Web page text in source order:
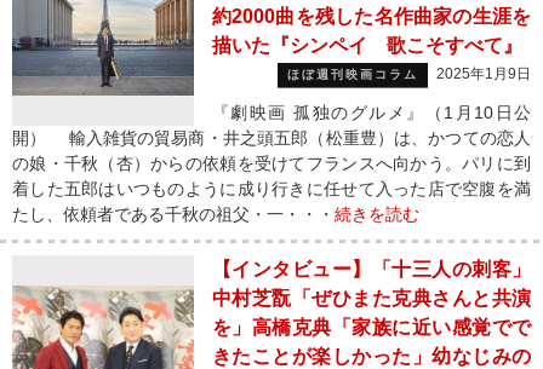
約2000曲を残した名作曲家の生涯を
描いた『シンペイ 歌こそすべて』
ほぼ週刊映画コラム 2025年1月9日
『劇映画 孤独のグルメ』（1月10日公
開） 輸入雑貨の貿易商・井之頭五郎（松重豊）は、かつての恋人
の娘・千秋（杏）からの依頼を受けてフランスへ向かう。パリに到
着した五郎はいつものように成り行きに任せて入った店で空腹を満
たし、依頼者である千秋の祖父・一・・・ 続きを読む
【インタビュー】「十三人の刺客」
中村芝翫「ぜひまた克典さんと共演
を」高橋克典「家族に近い感覚でで
きたことが楽しかった」幼なじみの